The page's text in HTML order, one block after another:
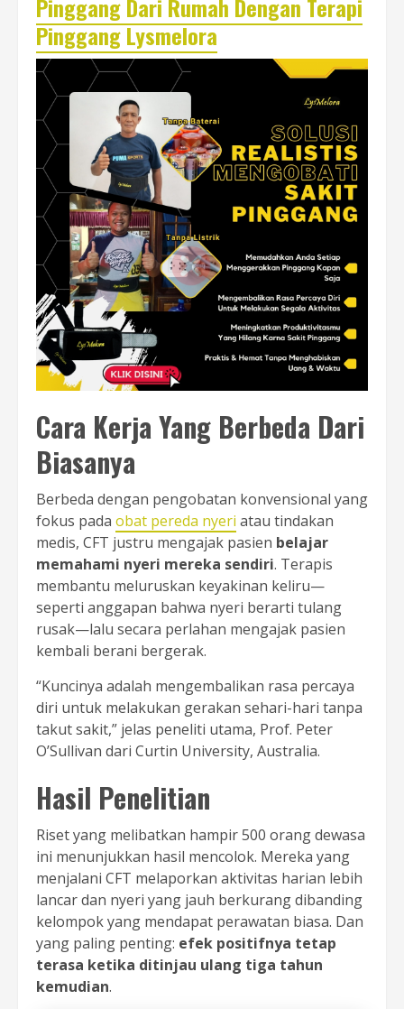
Pinggang Dari Rumah Dengan Terapi
Pinggang Lysmelora
Cara Kerja Yang Berbeda Dari
Biasanya
Berbeda dengan pengobatan konvensional yang
fokus pada obat pereda nyeri atau tindakan
medis, CFT justru mengajak pasien belajar
memahami nyeri mereka sendiri. Terapis
membantu meluruskan keyakinan keliru—
seperti anggapan bahwa nyeri berarti tulang
rusak—lalu secara perlahan mengajak pasien
kembali berani bergerak.
“Kuncinya adalah mengembalikan rasa percaya
diri untuk melakukan gerakan sehari-hari tanpa
takut sakit,” jelas peneliti utama, Prof. Peter
O’Sullivan dari Curtin University, Australia.
Hasil Penelitian
Riset yang melibatkan hampir 500 orang dewasa
ini menunjukkan hasil mencolok. Mereka yang
menjalani CFT melaporkan aktivitas harian lebih
lancar dan nyeri yang jauh berkurang dibanding
kelompok yang mendapat perawatan biasa. Dan
yang paling penting: efek positifnya tetap
terasa ketika ditinjau ulang tiga tahun
kemudian.